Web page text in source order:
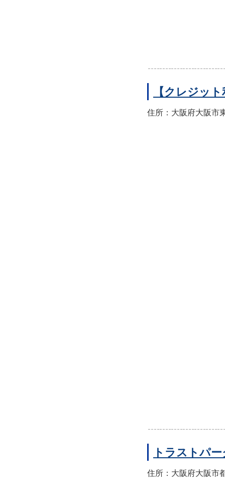
【クレジッ
住所：大阪府大阪市
トラストパ
住所：大阪府大阪市